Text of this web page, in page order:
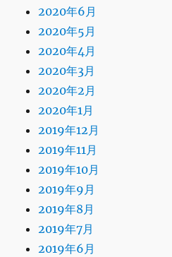
2020年6月
2020年5月
2020年4月
2020年3月
2020年2月
2020年1月
2019年12月
2019年11月
2019年10月
2019年9月
2019年8月
2019年7月
2019年6月